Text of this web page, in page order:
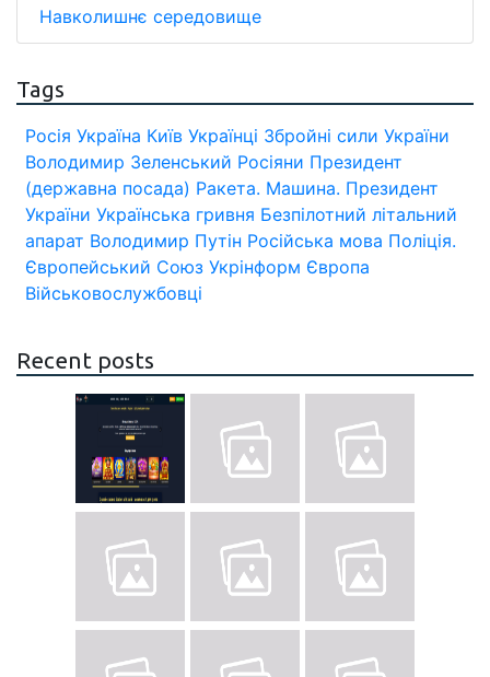
Навколишнє середовище
Tags
Росія Україна Київ Українці Збройні сили України
Володимир Зеленський Росіяни Президент
(державна посада) Ракета. Машина. Президент
України Українська гривня Безпілотний літальний
апарат Володимир Путін Російська мова Поліція.
Європейський Союз Укрінформ Європа
Військовослужбовці
Recent posts